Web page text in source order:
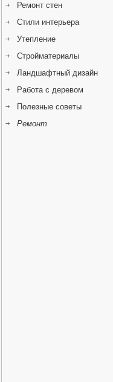
Ремонт стен
Стили интерьера
Утепление
Стройматериалы
Ландшафтный дизайн
Работа с деревом
Полезные советы
Ремонт